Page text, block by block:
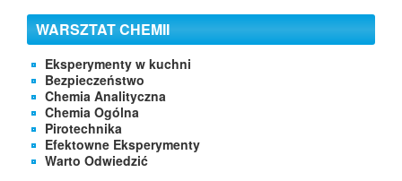
WARSZTAT CHEMII
Eksperymenty w kuchni
Bezpieczeństwo
Chemia Analityczna
Chemia Ogólna
Pirotechnika
Efektowne Eksperymenty
Warto Odwiedzić